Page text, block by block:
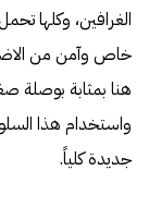
الغرافين، وكلها
خاص وآمن من
هنا بمثابة بوصلة
واستخدام هذا
جديدة كلياً.